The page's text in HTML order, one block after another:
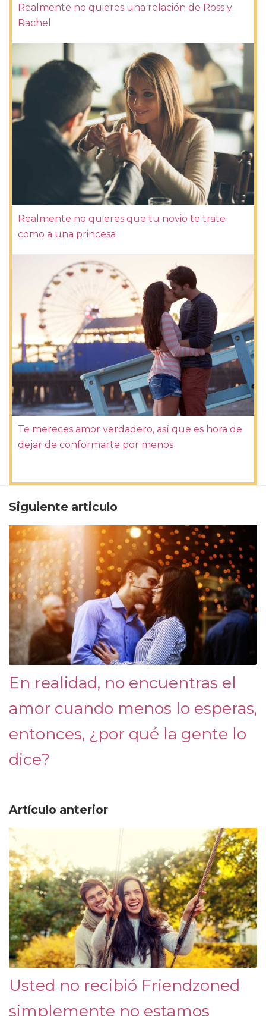
Realmente no quieres una relación de Ross y
Rachel
Realmente no quieres que tu novio te trate
como a una princesa
Te mereces amor verdadero, así que es hora de
dejar de conformarte por menos
Siguiente articulo
En realidad, no encuentras el
amor cuando menos lo esperas,
entonces, ¿por qué la gente lo
dice?
Artículo anterior
Usted no recibió Friendzoned
simplemente no estamos